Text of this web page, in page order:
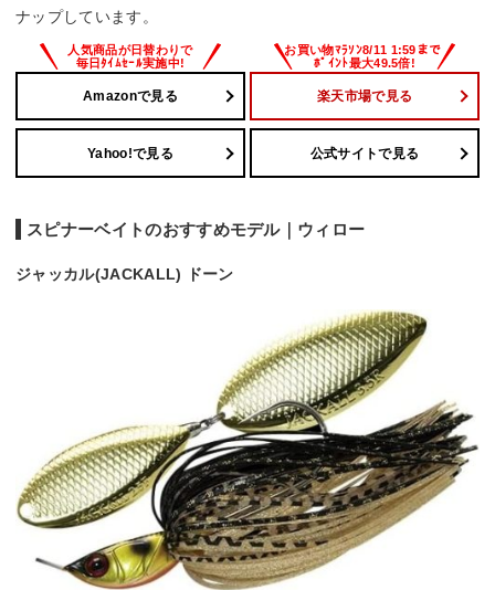
ナップしています。
Amazonで見る 楽天市場で見る
Yahoo!で見る 公式サイトで見る
スピナーベイトのおすすめモデル｜ウィロー
ジャッカル(JACKALL) ドーン